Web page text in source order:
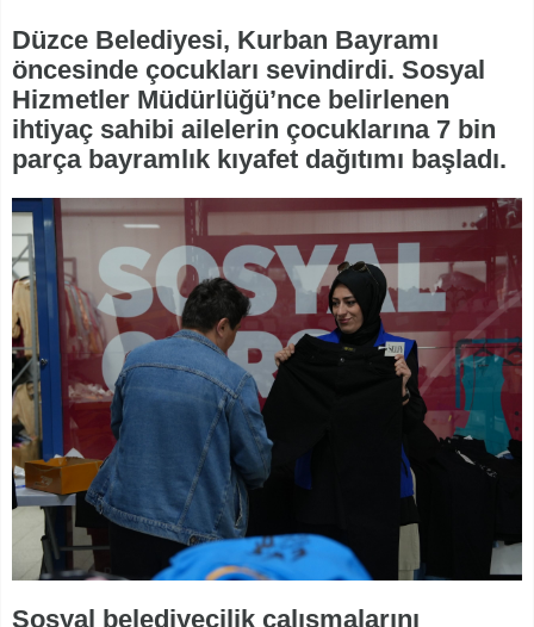
Düzce Belediyesi, Kurban Bayramı
öncesinde çocukları sevindirdi. Sosyal
Hizmetler Müdürlüğü’nce belirlenen
ihtiyaç sahibi ailelerin çocuklarına 7 bin
parça bayramlık kıyafet dağıtımı başladı.
Sosyal belediyecilik çalışmalarını